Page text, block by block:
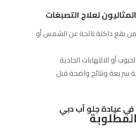
لعلاج التصبغات
بقع داكنة ناتجة عن الشمس أو
أو الالتهابات الجلدية
سريعة ونتائج واضحة قبل
عيادة جلو آب دبي